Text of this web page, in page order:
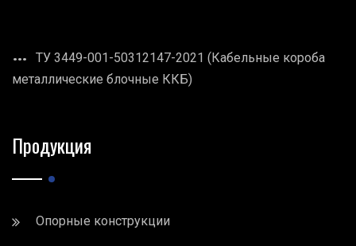
ТУ 3449-001-50312147-2021 (Кабельные короба
металлические блочные ККБ)
Продукция
Опорные конструкции